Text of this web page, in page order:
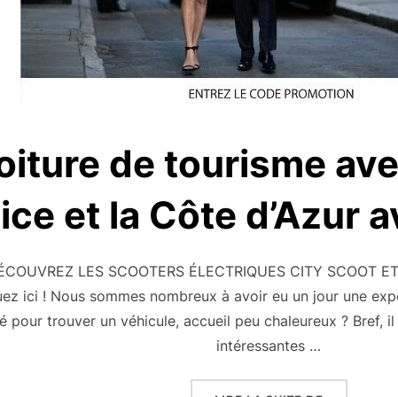
de tourisme
et la Côte d’Azur
LES SCOOTERS ÉLECTRIQUES CITY SCOOT
ici ! Nous sommes nombreux à avoir eu un jour une
pour trouver un véhicule, accueil peu chaleureux ? Bref,
intéressantes …